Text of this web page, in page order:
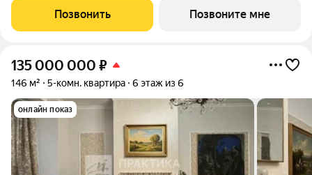
квартал 2029 года. Позвоните сейчас и забронируйте
квартиру! Квартал
Позвонить Позвоните мне
135 000 000 ₽
146 м² 5-комн. квартира 6 этаж из 6
онлайн показ